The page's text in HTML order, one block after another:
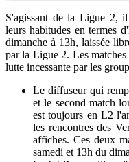
S'agissant de la Ligue 2,
leurs habitudes en termes
dimanche à 13h, laissée
par la Ligue 2. Les
lutte incessante par les
Le diffuseur qui
et le second match
est toujours en L2
les rencontres des
affiches. Ces deux
samedi et 13h du